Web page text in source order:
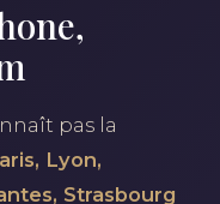
pas la
Lyon,
Strasbourg